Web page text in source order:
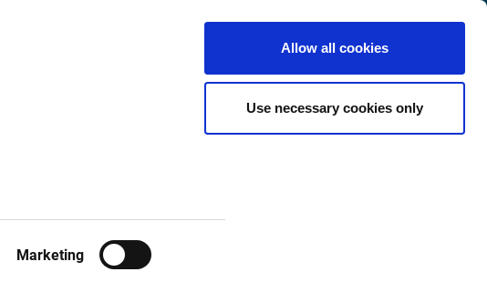
Marketing
Allow all cookies
Use necessary cookies only
Customer
Center
XIX